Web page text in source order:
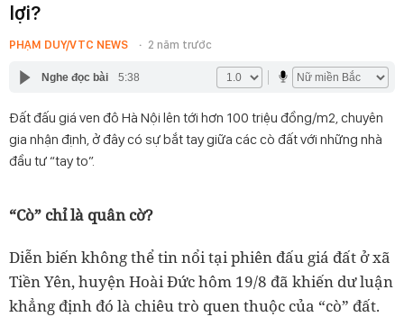
lợi?
PHẠM DUY/VTC NEWS 2 năm trước
Nghe đọc bài 5:38
Đất đấu giá ven đô Hà Nội lên tới hơn 100 triệu đồng/m2, chuyên
gia nhận định, ở đây có sự bắt tay giữa các cò đất với những nhà
đầu tư “tay to”.
“Cò” chỉ là quân cờ?
Diễn biến không thể tin nổi tại phiên đấu giá đất ở xã
Tiền Yên, huyện Hoài Đức hôm 19/8 đã khiến dư luận
khẳng định đó là chiêu trò quen thuộc của “cò” đất.